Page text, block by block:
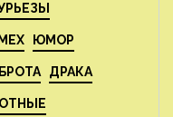
ЮМОР
ДРАКА